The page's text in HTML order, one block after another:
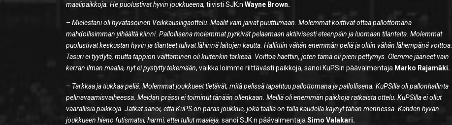
maalipaikkoja. He puolustivat hyvin joukkueena, tiivisti SJK:nWayne Brown.
– Mielestäni oli hyvätasoinen Veikkausliigaottelu. Maalit vain jäivät puuttumaan. Molemmat koittivat ottaa pallottomana
mahdollisimman ylhäältä kiinni. Pallollisena molemmat pyrkivät pelaamaan aktiivisesti eteenpäin ja luomaan tilanteita. Molemmat
puolustivat keskustan hyvin ja tilanteet tulivat lähinnä laitojen kautta. Hallittiin vähän enemmän peliä ja oltiin vähän lähempänä voittoa.
Tasuri ei tyydytä, mutta tappion välttäminen oli kuitenkin tärkeää. Voittoa haettiin, joten tämä oli pieni pettymys. Olemme jääneet vain
kerran ilman maalia, nyt ei pystytty tekemään, vaikka loimme riittävästi paikkoja, sanoi KuPSin päävalmentaja Marko Rajamäki.
– Tarkkaa ja tiukkaa peliä. Molemmat joukkueet tietävät, mitä pelissä tapahtuu pallottomana ja pallollisena. KuPSilla oli pallonhallinta
pelinavaamisvaiheessa. Meidän prässi ei toiminut tänään ollenkaan. Meillä oli enemmän paikkoja ratkaista ottelu. KuPSilla ei ollut
vaarallisia paikkoja. Jätkät sanoi, että KuPS on paras joukkue, joka täällä on tällä kaudella käynyt tähän mennessä. Kahden hyvän
joukkueen hieno futismatsi, harmi, ettei tullut maaleja, sanoi SJK:n päävalmentajaSimo Valakari.